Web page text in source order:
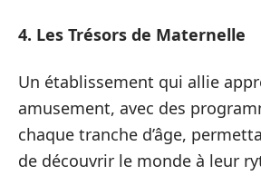
4. Les Trésors de Maternelle
Un établissement qui allie
amusement, avec des
chaque tranche d’âge,
de découvrir le monde à leur